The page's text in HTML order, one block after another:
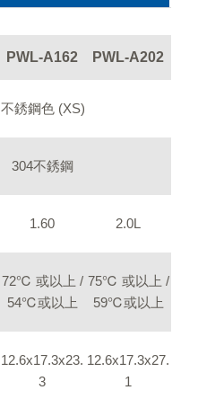
PWL-A162 PWL-A202
不銹鋼色 (XS)
304不銹鋼
1.60 2.0L
72℃ 或以上 /
54℃或以上
75℃ 或以上 /
59℃或以上
12.6x17.3x23.
3
12.6x17.3x27.
1